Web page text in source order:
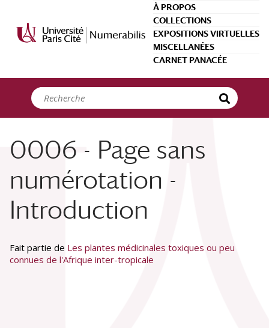
À PROPOS
COLLECTIONS
EXPOSITIONS VIRTUELLES
MISCELLANÉES
CARNET PANACÉE
0006 - Page sans
numérotation -
Introduction
Fait partie de Les plantes médicinales toxiques ou peu
connues de l'Afrique inter-tropicale